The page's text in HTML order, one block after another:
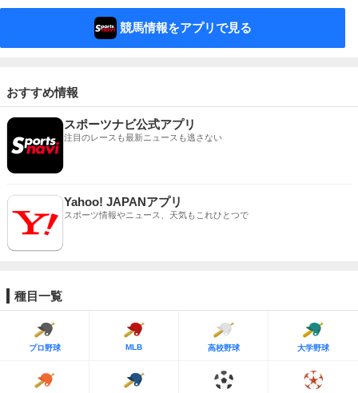
競馬情報をアプリで見る
おすすめ情報
スポーツナビ公式アプリ
注目のレースも最新ニュースも逃さない
Yahoo! JAPANアプリ
スポーツ情報やニュース、天気もこれひとつで
種目一覧
プロ野球 MLB 高校野球 大学野球